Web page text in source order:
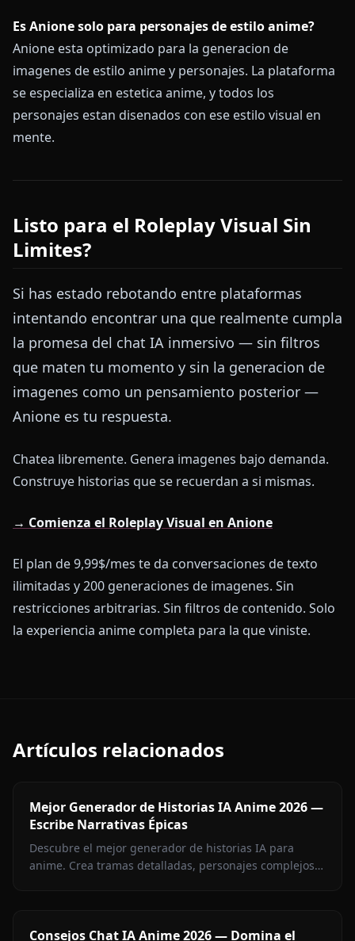
Es Anione solo para personajes de estilo anime?
Anione esta optimizado para la generacion de
imagenes de estilo anime y personajes. La plataforma
se especializa en estetica anime, y todos los
personajes estan disenados con ese estilo visual en
mente.
Listo para el Roleplay Visual Sin
Limites?
Si has estado rebotando entre plataformas
intentando encontrar una que realmente cumpla
la promesa del chat IA inmersivo — sin filtros
que maten tu momento y sin la generacion de
imagenes como un pensamiento posterior —
Anione es tu respuesta.
Chatea libremente. Genera imagenes bajo demanda.
Construye historias que se recuerdan a si mismas.
→ Comienza el Roleplay Visual en Anione
El plan de 9,99$/mes te da conversaciones de texto
ilimitadas y 200 generaciones de imagenes. Sin
restricciones arbitrarias. Sin filtros de contenido. Solo
la experiencia anime completa para la que viniste.
Artículos relacionados
Mejor Generador de Historias IA Anime 2026 —
Escribe Narrativas Épicas
Descubre el mejor generador de historias IA para
anime. Crea tramas detalladas, personajes complejos y
Consejos Chat IA Anime 2026 — Domina el